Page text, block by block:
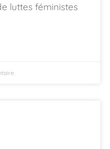
luttes féministes